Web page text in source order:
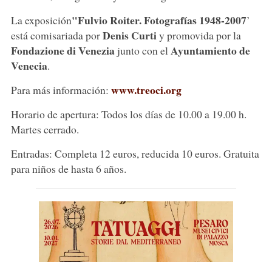
La exposición"Fulvio Roiter. Fotografías 1948-2007’
está comisariada porDenis Curtiy promovida por la
Fondazione diVenezia junto con el Ayuntamiento de
Venecia.
Para más información: www.treoci.org
Horario de apertura: Todos los días de 10.00 a 19.00 h.
Martes cerrado.
Entradas: Completa 12 euros, reducida 10 euros. Gratuita
para niños de hasta 6 años.